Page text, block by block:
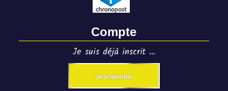
Compte
Je suis déjà inscrit ...
Je m'identifie